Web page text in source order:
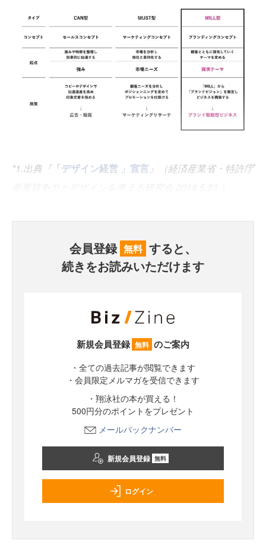
*1.出典『「デザイン経営 」宣⾔』（経済産業省・特許庁
会員登録 無料 すると、
続きをお読みいただけます
新規会員登録 無料 のご案内
・全ての過去記事が閲覧できます
・会員限定メルマガを受信できます
・翔泳社の本が買える！
500円分のポイントをプレゼント
メールバックナンバー
新規会員登録 無料
ログイン